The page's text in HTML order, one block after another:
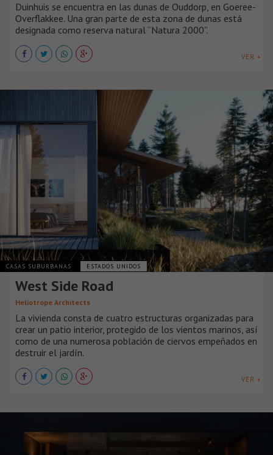
Duinhuis se encuentra en las dunas de Ouddorp, en Goeree-
Overflakkee. Una gran parte de esta zona de dunas está
designada como reserva natural “Natura 2000”.
VER +
CASAS SUBURBANAS ESTADOS UNIDOS
West Side Road
Heliotrope Architects
La vivienda consta de cuatro estructuras organizadas para
crear un patio interior, protegido de los vientos marinos, así
como de una numerosa población de ciervos empeñados en
destruir el jardín.
VER +